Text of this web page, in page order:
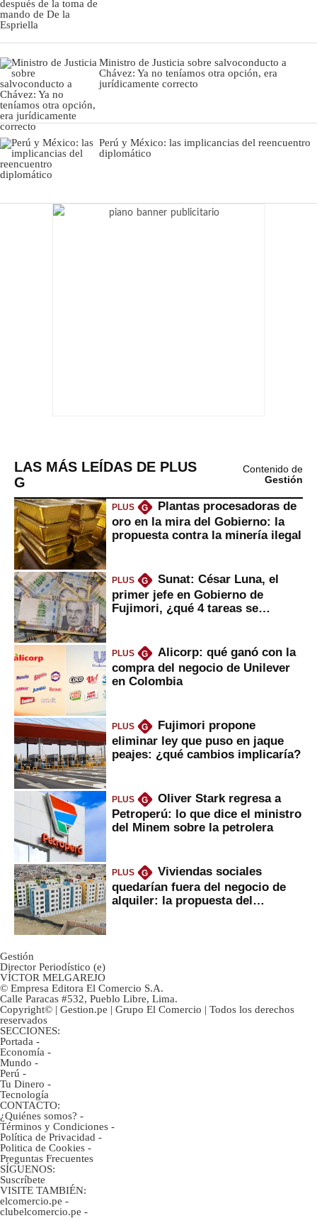
Ministro de Justicia sobre salvoconducto a
Chávez: Ya no teníamos otra opción, era
jurídicamente correcto
Perú y México: las implicancias del reencuentro
diplomático
LAS MÁS LEÍDAS DE PLUS
G
Contenido de
Gestión
PLUS G
Plantas procesadoras de
oro en la mira del Gobierno: la
propuesta contra la minería ilegal
PLUS G
Sunat: César Luna, el
primer jefe en Gobierno de
Fujimori, ¿qué 4 tareas se
PLUS G
Alicorp: qué ganó con la
compra del negocio de Unilever
en Colombia
PLUS G
Fujimori propone
eliminar ley que puso en jaque
peajes: ¿qué cambios implicaría?
PLUS G
Oliver Stark regresa a
Petroperú: lo que dice el ministro
del Minem sobre la petrolera
PLUS G
Viviendas sociales
quedarían fuera del negocio de
alquiler: la propuesta del
Gestión
Director Periodístico (e)
VÍCTOR MELGAREJO
© Empresa Editora El Comercio S.A.
Calle Paracas #532, Pueblo Libre, Lima.
Copyright© | Gestion.pe | Grupo El Comercio | Todos los derechos
reservados
SECCIONES:
Portada -
Economía -
Mundo -
Perú -
Tu Dinero -
Tecnología
CONTACTO:
¿Quiénes somos? -
Términos y Condiciones -
Política de Privacidad -
Politica de Cookies -
Preguntas Frecuentes
SÍGUENOS:
Suscríbete
VISITE TAMBIÉN:
elcomercio.pe -
clubelcomercio.pe -